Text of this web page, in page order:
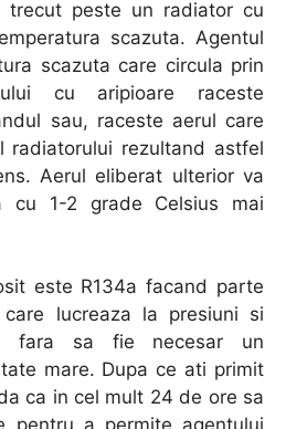
peste un radiator cu
scazuta. Agentul
scazuta care circula prin
cu aripioare raceste
sau, raceste aerul care
radiatorului rezultand astfel
Aerul eliberat ulterior va
cu 1-2 grade Celsius mai
este R134a facand parte
lucreaza la presiuni si
fara sa fie necesar un
mare. Dupa ce ati primit
ca in cel mult 24 de ore sa
pentru a permite agentului